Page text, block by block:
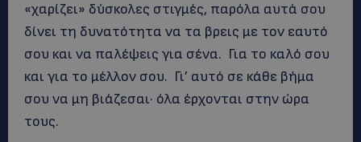
«χαρίζει» δύσκολες στιγμές, παρόλα αυτά σου
δίνει τη δυνατότητα να τα βρεις με τον εαυτό
σου και να παλέψεις για σένα. Για το καλό σου
και για το μέλλον σου. Γι’ αυτό σε κάθε βήμα
σου να μη βιάζεσαι· όλα έρχονται στην ώρα
τους.